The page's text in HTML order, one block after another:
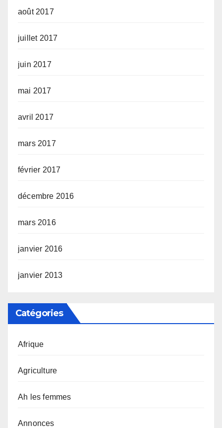
août 2017
juillet 2017
juin 2017
mai 2017
avril 2017
mars 2017
février 2017
décembre 2016
mars 2016
janvier 2016
janvier 2013
Catégories
Afrique
Agriculture
Ah les femmes
Annonces